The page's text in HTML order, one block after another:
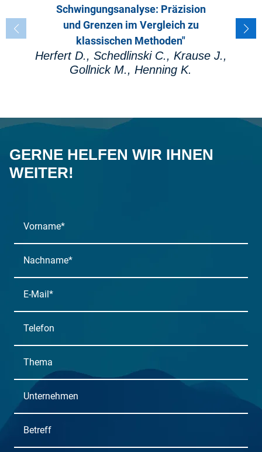
Schwingungsanalyse: Präzision
und Grenzen im Vergleich zu
klassischen Methoden"
Herfert D., Schedlinski C., Krause J.,
Gollnick M., Henning K.
GERNE HELFEN WIR IHNEN
WEITER!